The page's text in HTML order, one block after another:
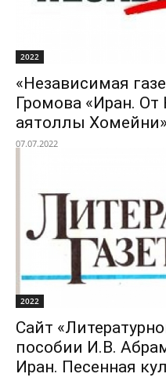
2022
«Независимая
Громова «Иран.
аятоллы Хомейни»
07.07.2022
2022
Сайт
пособии И.В.
Иран. Песенная